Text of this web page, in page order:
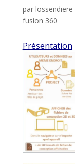
par lossendiere
fusion 360
Présentation